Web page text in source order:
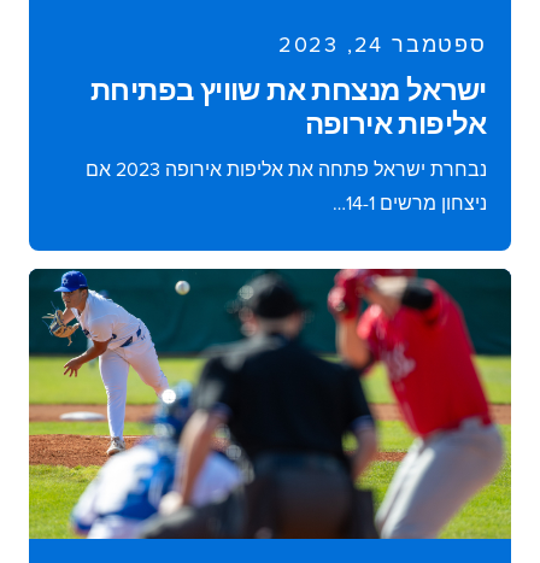
ספטמבר 24, 2023
ישראל מנצחת את שוויץ בפתיחת
אליפות אירופה
נבחרת ישראל פתחה את אליפות אירופה 2023 אם
ניצחון מרשים 14-1…